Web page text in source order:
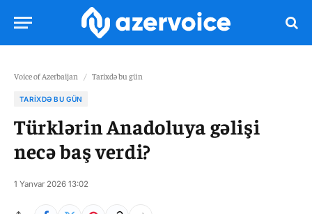
Voice of Azerbaijan / Tarixdə bu gün
TARIXDƏ BU GÜN
Türklərin Anadoluya gəlişi
necə baş verdi?
1 Yanvar 2026 13:02